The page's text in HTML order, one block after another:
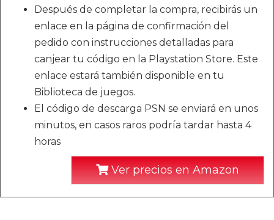
Después de completar la compra, recibirás un
enlace en la página de confirmación del
pedido con instrucciones detalladas para
canjear tu código en la Playstation Store. Este
enlace estará también disponible en tu
Biblioteca de juegos.
El código de descarga PSN se enviará en unos
minutos, en casos raros podría tardar hasta 4
horas
Ver precios en Amazon